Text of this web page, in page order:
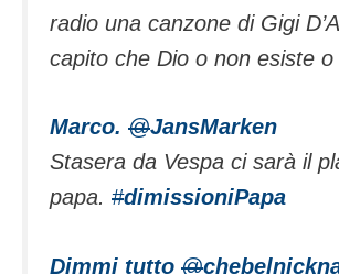
radio una canzone di Gigi
capito che Dio o non esiste o
Marco. @JansMarken
Stasera da Vespa ci sarà il
papa. #dimissioniPapa
Dimmi tutto @